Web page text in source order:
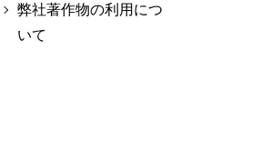
弊社著作物の利用につ
いて